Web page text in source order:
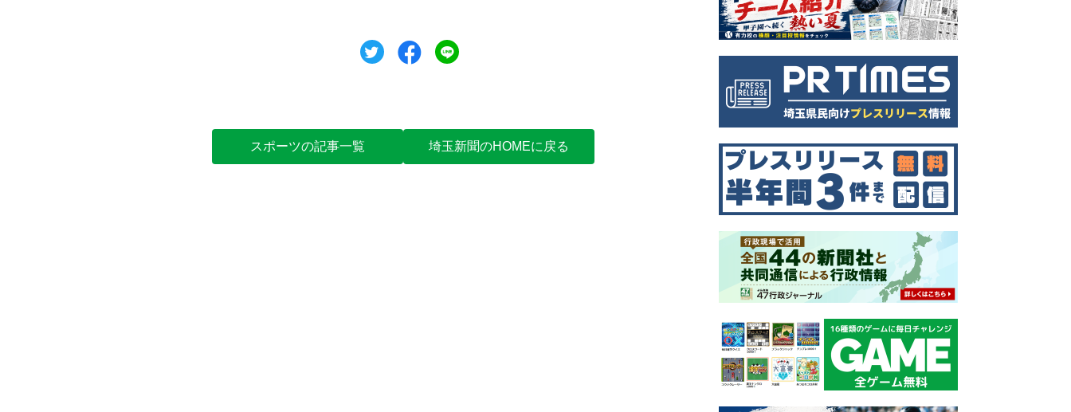
ツイートシェア
スポーツの記事一覧 埼玉新聞のHOMEに戻る